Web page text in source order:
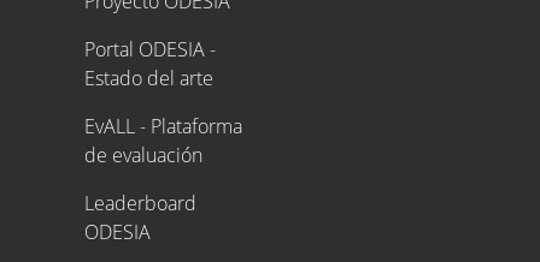
Portal ODESIA -
Estado del arte
EvALL - Plataforma
de evaluación
Leaderboard
ODESIA